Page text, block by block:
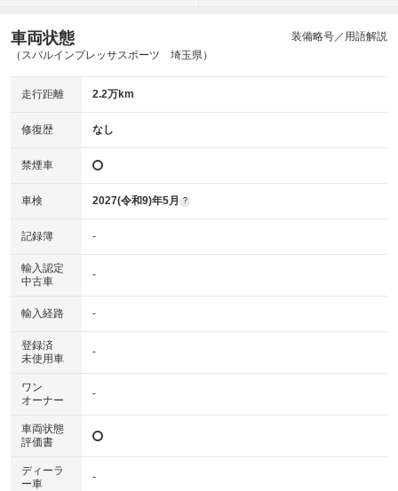
車両状態
（スバルインプレッサスポーツ 埼玉県）
装備略号／用語解説
走行距離 2.2万km
修復歴 なし
禁煙車
車検 2027(令和9)年5月 ?
記録簿 -
輸入認定
中古車
-
輸入経路 -
登録済
未使用車
-
ワン
オーナー
-
車両状態
評価書
ディーラ
ー車
-